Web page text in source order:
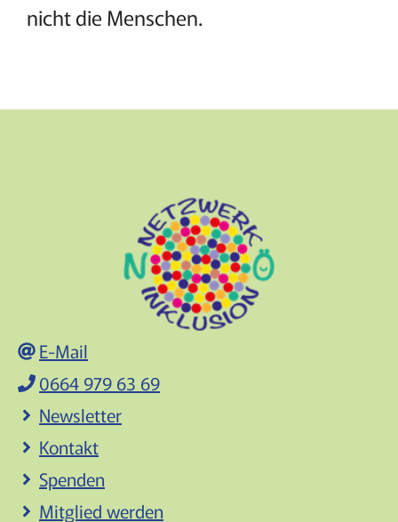
nicht die Menschen.
E-Mail
0664 979 63 69
Newsletter
Kontakt
Spenden
Mitglied werden